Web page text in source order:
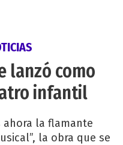
lanzó como
infantil
ahora la flamante
la obra que se